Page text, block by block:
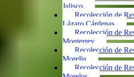
Jalisco
Recolección de
Lázaro Cárdenas
Recolección de
Monterrey
Recolección de
Morelia
Recolección de